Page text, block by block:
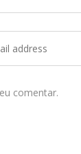
comentar.